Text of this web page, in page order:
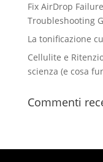
Fix AirDrop
Troubleshooting
La tonificazione
Cellulite e
scienza (e cosa
Commenti